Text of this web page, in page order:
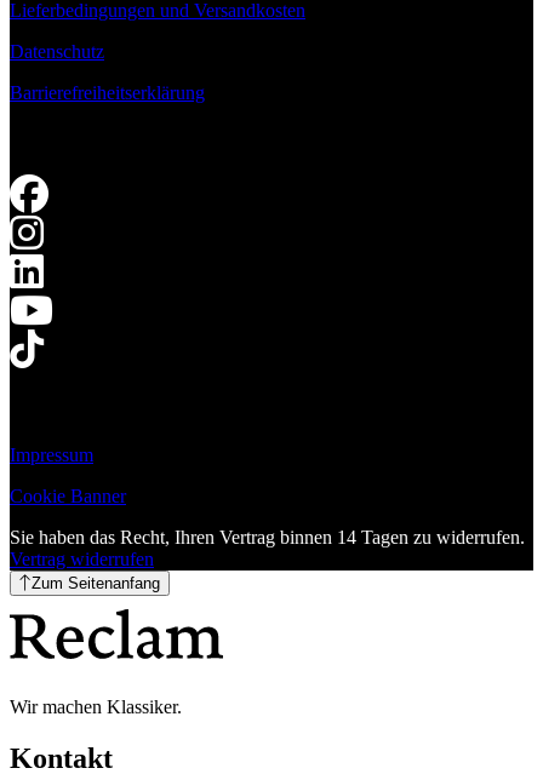
Lieferbedingungen und Versandkosten
Datenschutz
Barrierefreiheitserklärung
Impressum
Cookie Banner
Sie haben das Recht, Ihren Vertrag binnen 14 Tagen zu widerrufen.
Vertrag widerrufen
Zum Seitenanfang
Wir machen Klassiker.
Kontakt